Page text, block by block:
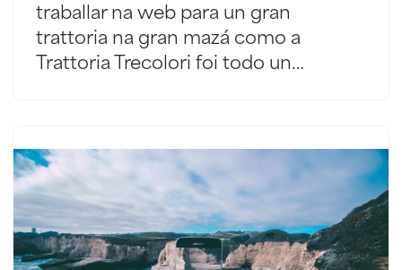
traballar na web para un gran
trattoria na gran mazá como a
Trattoria Trecolori foi todo un…